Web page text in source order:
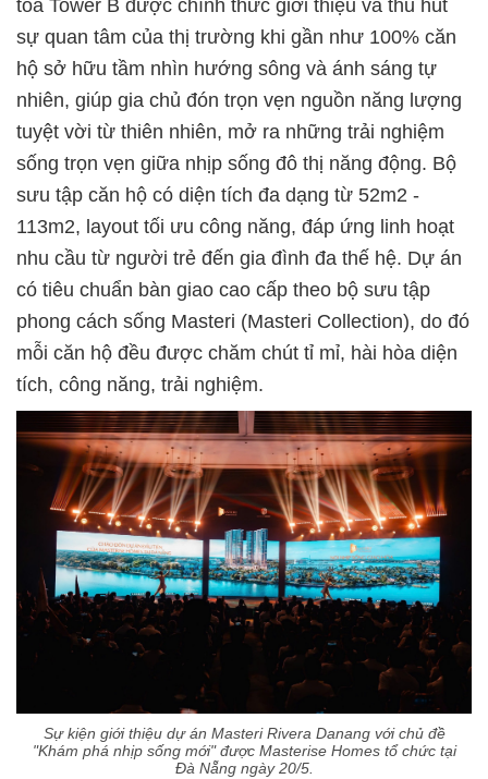
tòa Tower B được chính thức giới thiệu và thu hút
sự quan tâm của thị trường khi gần như 100% căn
hộ sở hữu tầm nhìn hướng sông và ánh sáng tự
nhiên, giúp gia chủ đón trọn vẹn nguồn năng lượng
tuyệt vời từ thiên nhiên, mở ra những trải nghiệm
sống trọn vẹn giữa nhịp sống đô thị năng động. Bộ
sưu tập căn hộ có diện tích đa dạng từ 52m2 -
113m2, layout tối ưu công năng, đáp ứng linh hoạt
nhu cầu từ người trẻ đến gia đình đa thế hệ. Dự án
có tiêu chuẩn bàn giao cao cấp theo bộ sưu tập
phong cách sống Masteri (Masteri Collection), do đó
mỗi căn hộ đều được chăm chút tỉ mỉ, hài hòa diện
tích, công năng, trải nghiệm.
Sự kiện giới thiệu dự án Masteri Rivera Danang với chủ đề
"Khám phá nhịp sống mới" được Masterise Homes tổ chức tại
Đà Nẵng ngày 20/5.